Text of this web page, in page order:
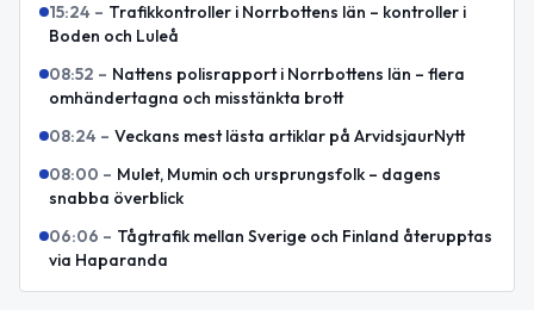
15:24 – Trafikkontroller i Norrbottens län – kontroller i
Boden och Luleå
08:52 – Nattens polisrapport i Norrbottens län – flera
omhändertagna och misstänkta brott
08:24 – Veckans mest lästa artiklar på ArvidsjaurNytt
08:00 – Mulet, Mumin och ursprungsfolk – dagens
snabba överblick
06:06 – Tågtrafik mellan Sverige och Finland återupptas
via Haparanda